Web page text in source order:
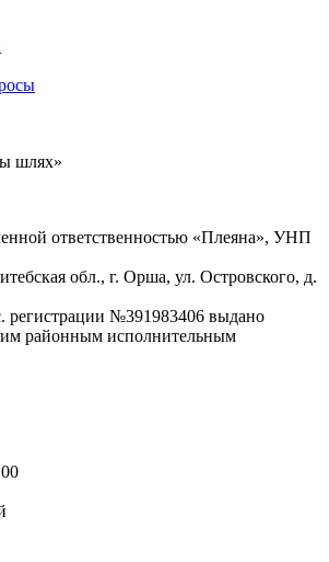
шлях»
ответственностью «Плеяна», УНП
обл., г. Орша, ул. Островского, д.
регистрации №391983406 выдано
районным исполнительным